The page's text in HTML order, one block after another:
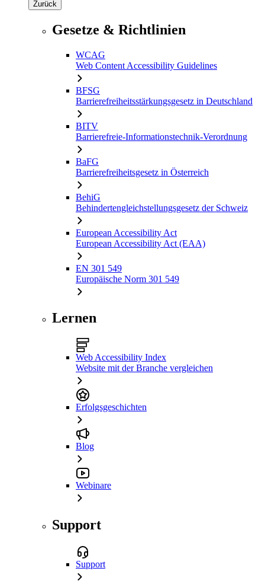
Zurück
Gesetze & Richtlinien
WCAG
Web Content Accessibility Guidelines
BFSG
Barrierefreiheitsstärkungsgesetz in Deutschland
BITV
Barrierefreie-Informationstechnik-Verordnung
BaFG
Barrierefreiheitsgesetz in Österreich
BehiG
Behindertengleichstellungsgesetz der Schweiz
European Accessibility Act
European Accessibility Act (EAA)
EN 301 549
Europäische Norm 301 549
Lernen
Web Accessibility Index
Website mit der Branche vergleichen
Erfolgsgeschichten
Blog
Webinare
Support
Support